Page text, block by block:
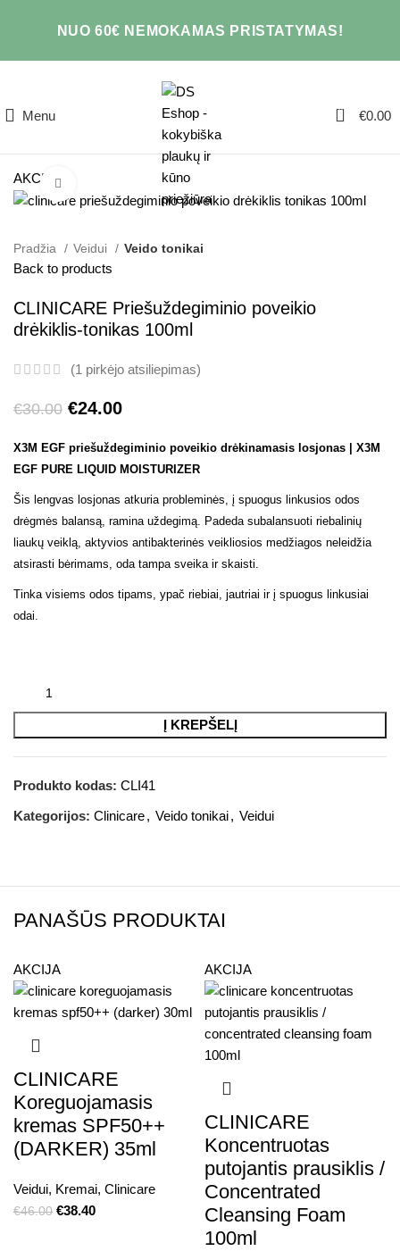
NUO 60€ NEMOKAMAS PRISTATYMAS!
Menu 0 €0.00
AKCIJA
Pradžia Veidui Veido tonikai
Back to products
CLINICARE Priešuždegiminio poveikio
drėkiklis-tonikas 100ml
(1 pirkėjo atsiliepimas)
€30.00 €24.00
X3M EGF priešuždegiminio poveikio drėkinamasis losjonas | X3M
EGF PURE LIQUID MOISTURIZER
Šis lengvas losjonas atkuria probleminės, į spuogus linkusios odos
drėgmės balansą, ramina uždegimą. Padeda subalansuoti riebalinių
liaukų veiklą, aktyvios antibakterinės veikliosios medžiagos neleidžia
atsirasti bėrimams, oda tampa sveika ir skaisti.
Tinka visiems odos tipams, ypač riebiai, jautriai ir į spuogus linkusiai
odai.
Į KREPŠELĮ
Produkto kodas: CLI41
Kategorijos: Clinicare, Veido tonikai, Veidui
PANAŠŪS PRODUKTAI
AKCIJA
CLINICARE
Koreguojamasis
kremas SPF50++
(DARKER) 35ml
Veidui, Kremai, Clinicare
€46.00 €38.40
AKCIJA
CLINICARE
Koncentruotas
putojantis prausiklis /
Concentrated
Cleansing Foam
100ml